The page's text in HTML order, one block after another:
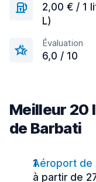
2,00 € / 1
L)
Évaluation
6,0 / 10
Meilleur 20
de Barbati
Aéroport de
à partir de